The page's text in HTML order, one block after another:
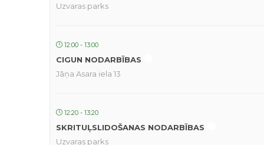
Uzvaras parks
12:00 - 13:00
CIGUN NODARBĪBAS
Jāņa Asara iela 13
12:20 - 13:20
SKRITUĻSLIDOŠANAS NODARBĪBAS
Uzvaras parks